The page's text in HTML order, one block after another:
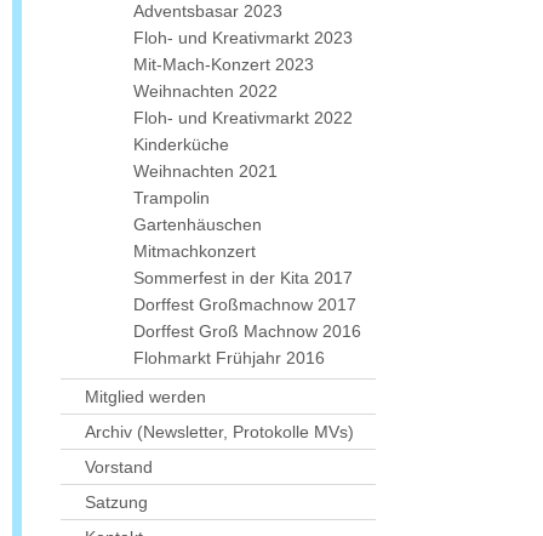
Adventsbasar 2023
Floh- und Kreativmarkt 2023
Mit-Mach-Konzert 2023
Weihnachten 2022
Floh- und Kreativmarkt 2022
Kinderküche
Weihnachten 2021
Trampolin
Gartenhäuschen
Mitmachkonzert
Sommerfest in der Kita 2017
Dorffest Großmachnow 2017
Dorffest Groß Machnow 2016
Flohmarkt Frühjahr 2016
Mitglied werden
Archiv (Newsletter, Protokolle MVs)
Vorstand
Satzung